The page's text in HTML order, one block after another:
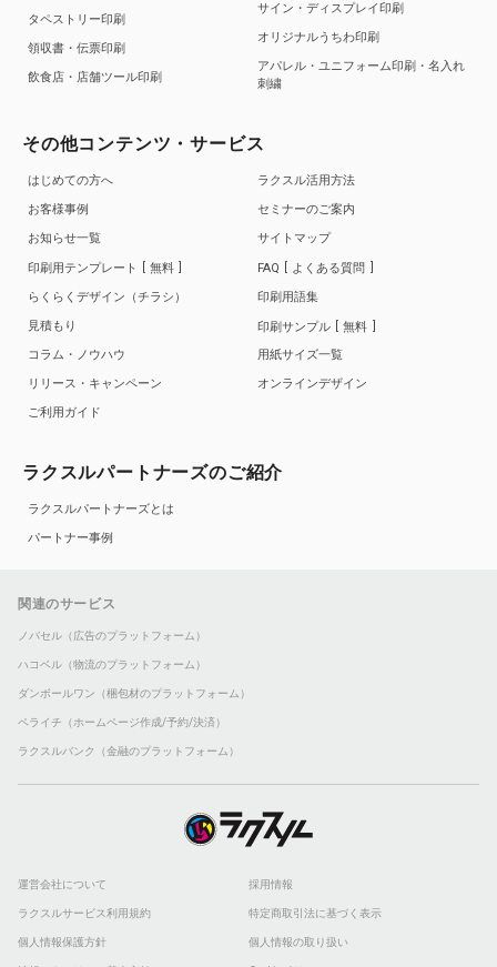
タペストリー印刷
領収書・伝票印刷
飲食店・店舗ツール印刷
サイン・ディスプレイ印刷
オリジナルうちわ印刷
アパレル・ユニフォーム印刷・名入れ
刺繍
その他コンテンツ・サービス
はじめての方へ
お客様事例
お知らせ一覧
印刷用テンプレート
無料
らくらくデザイン（チラシ）
見積もり
コラム・ノウハウ
リリース・キャンペーン
ご利用ガイド
ラクスル活用方法
セミナーのご案内
サイトマップ
FAQ
よくある質問
印刷用語集
印刷サンプル
無料
用紙サイズ一覧
オンラインデザイン
ラクスルパートナーズのご紹介
ラクスルパートナーズとは
パートナー事例
関連のサービス
ノバセル（広告のプラットフォーム）
ハコベル（物流のプラットフォーム）
ダンボールワン（梱包材のプラットフォーム）
ペライチ（ホームページ作成/予約/決済）
ラクスルバンク（金融のプラットフォーム）
運営会社について 採用情報
ラクスルサービス利用規約 特定商取引法に基づく表示
個人情報保護方針 個人情報の取り扱い